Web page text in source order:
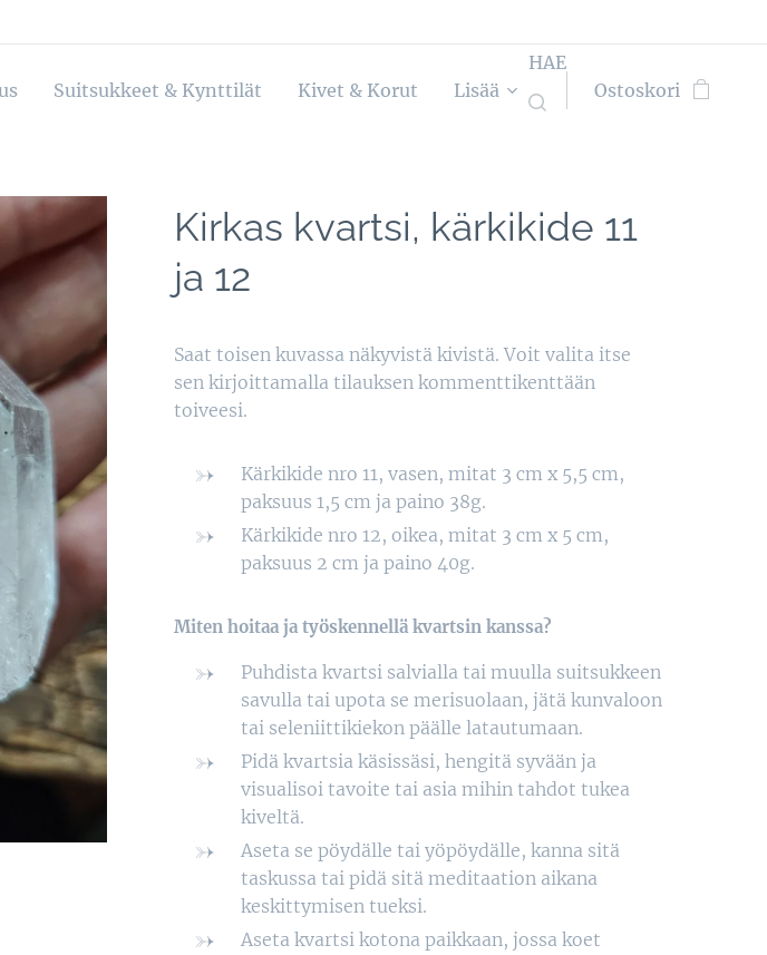
Suitsukkeet & Kynttilät Kivet & Korut Lisää
HAE
Ostoskori
Kirkas kvartsi, kärkikide 11
ja 12
Saat toisen kuvassa näkyvistä kivistä. Voit valita itse
sen kirjoittamalla tilauksen kommenttikenttään
toiveesi.
Kärkikide nro 11, vasen, mitat 3 cm x 5,5 cm,
paksuus 1,5 cm ja paino 38g.
Kärkikide nro 12, oikea, mitat 3 cm x 5 cm,
paksuus 2 cm ja paino 40g.
Miten hoitaa ja työskennellä kvartsin kanssa?
Puhdista kvartsi salvialla tai muulla suitsukkeen
savulla tai upota se merisuolaan, jätä kunvaloon
tai seleniittikiekon päälle latautumaan.
Pidä kvartsia käsissäsi, hengitä syvään ja
visualisoi tavoite tai asia mihin tahdot tukea
kiveltä.
Aseta se pöydälle tai yöpöydälle, kanna sitä
taskussa tai pidä sitä meditaation aikana
keskittymisen tueksi.
Aseta kvartsi kotona paikkaan, jossa koet